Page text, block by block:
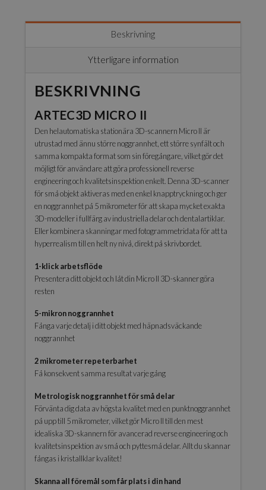
Beskrivning
Ytterligare information
BESKRIVNING
ARTEC3D MICRO II
Den helautomatiska stationära 3D-scannern Micro II är
utrustad med ännu större noggrannhet, ett större synfält och
samma kompakta format som sin föregångare, vilket gör det
möjligt för användare att göra professionell reverse
engineering och kvalitetsinspektion enkelt. Denna 3D-scanner
för små objekt aktiveras med en enkel knapptryckning och ger
en noggrannhet på 5 mikrometer för att skapa mycket exakta
3D-modeller i fullfärg av industriella delar och dentalartiklar.
Eller kombinera skanningar med fotogrammetridata för att ta
hyperrealism till en helt ny nivå, direkt på skrivbordet.
1-klick arbetsflöde
Presentera ditt objekt och låt din Micro II 3D-skanner göra
resten
5-mikron noggrannhet
Fånga varje detalj i ditt objekt med häpnadsväckande
noggrannhet
2 mikrometer repeterbarhet
Få konsekvent samma resultat varje gång
Metrologisk noggrannhet för små delar
Förvänta dig data av högsta kvalitet med en punktnoggrannhet
på upp till 5 mikrometer, vilket gör Micro II till den mest
idealiska 3D-skannern för avancerad reverse engineering och
kvalitetsinspektion av små och pyttesmå delar. Allt du skannar
fångas i kristallklar kvalitet!
Skanna all föremål som får plats i din hand